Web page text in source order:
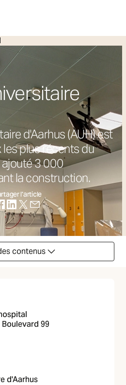
d'Aarhus (AUH) est
plus récents du
3 000
la construction.
l'article
dans un nouvel onglet)
(S'ouvre dans un nouvel onglet)
(S'ouvre dans un nouvel
(S'ouvre dans un nouvel
contenus
99
onglet)
d'Aarhus